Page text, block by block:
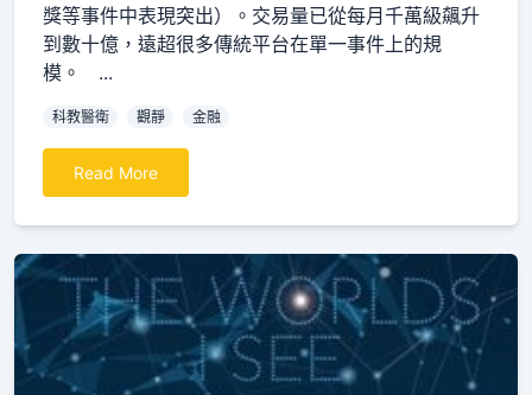
獎等事件中表現突出）。交易量已從每月千萬級飆升
到數十億，遠超很多傳統平台在單一事件上的規
模。 ...
科教醫衛 觀靜 金融
Read More